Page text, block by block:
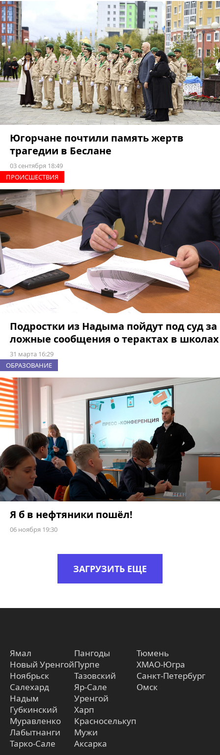
Югорчане почтили память жертв
трагедии в Беслане
03 сентября 18:49
ПРОИCШЕСТВИЯ
Подростки из Надыма пойдут под суд за
ложные сообщения о терактах в школах
31 марта 16:29
ОБРАЗОВАНИЕ
Я б в нефтяники пошёл!
06 ноября 19:30
ЗАГРУЗИТЬ ЕЩЕ
Ямал
Новый Уренгой
Ноябрьск
Салехард
Надым
Губкинский
Муравленко
Лабытнанги
Тарко-Сале
Пангоды
Пурпе
Тазовский
Яр-Сале
Уренгой
Харп
Красноселькуп
Мужи
Аксарка
Тюмень
ХМАО-Югра
Санкт-Петербург
Омск